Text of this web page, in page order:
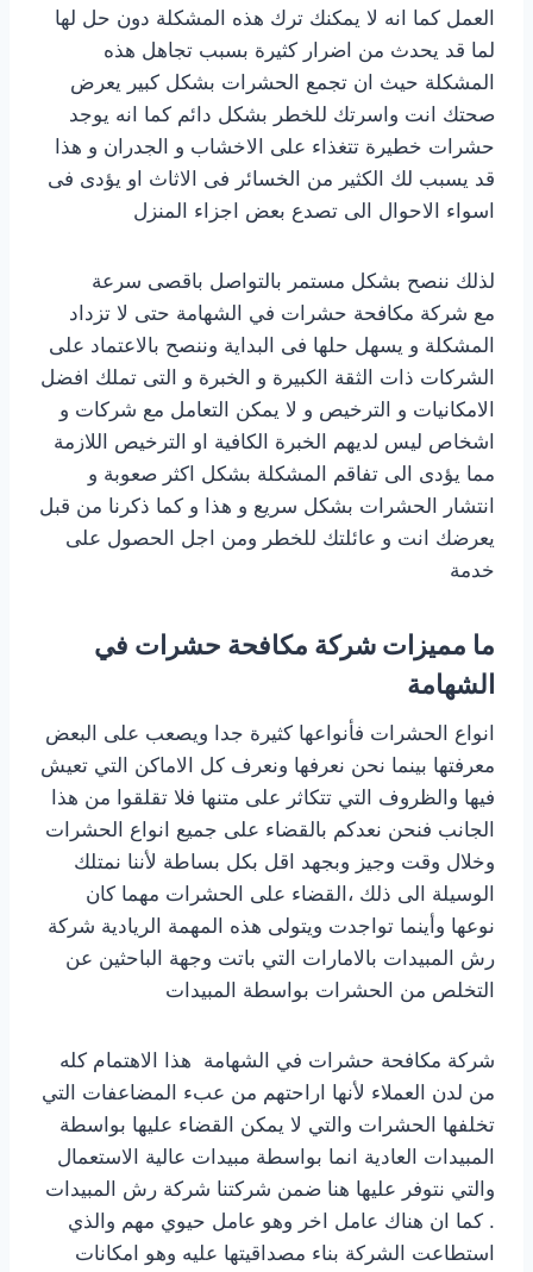
العمل كما انه لا يمكنك ترك هذه المشكلة دون حل لها
لما قد يحدث من اضرار كثيرة بسبب تجاهل هذه
المشكلة حيث ان تجمع الحشرات بشكل كبير يعرض
صحتك انت واسرتك للخطر بشكل دائم كما انه يوجد
حشرات خطيرة تتغذاء على الاخشاب و الجدران و هذا
قد يسبب لك الكثير من الخسائر فى الاثاث او يؤدى فى
اسواء الاحوال الى تصدع بعض اجزاء المنزل
لذلك ننصح بشكل مستمر بالتواصل باقصى سرعة
مع شركة مكافحة حشرات في الشهامة حتى لا تزداد
المشكلة و يسهل حلها فى البداية وننصح بالاعتماد على
الشركات ذات الثقة الكبيرة و الخبرة و التى تملك افضل
الامكانيات و الترخيص و لا يمكن التعامل مع شركات و
اشخاص ليس لديهم الخبرة الكافية او الترخيص اللازمة
مما يؤدى الى تفاقم المشكلة بشكل اكثر صعوبة و
انتشار الحشرات بشكل سريع و هذا و كما ذكرنا من قبل
يعرضك انت و عائلتك للخطر ومن اجل الحصول على
خدمة
‎ما مميزات شركة مكافحة حشرات في
الشهامة
انواع الحشرات فأنواعها كثيرة جدا ويصعب على البعض
معرفتها بينما نحن نعرفها ونعرف كل الاماكن التي تعيش
فيها والظروف التي تتكاثر على متنها فلا تقلقوا من هذا
الجانب فنحن نعدكم بالقضاء على جميع انواع الحشرات
وخلال وقت وجيز وبجهد اقل بكل بساطة لأننا نمتلك
الوسيلة الى ذلك ،القضاء على الحشرات مهما كان
نوعها وأينما تواجدت ويتولى هذه المهمة الريادية شركة
رش المبيدات بالامارات التي باتت وجهة الباحثين عن
التخلص من الحشرات بواسطة المبيدات
شركة مكافحة حشرات في الشهامة هذا الاهتمام كله
من لدن العملاء لأنها اراحتهم من عبء المضاعفات التي
تخلفها الحشرات والتي لا يمكن القضاء عليها بواسطة
المبيدات العادية انما بواسطة مبيدات عالية الاستعمال
والتي نتوفر عليها هنا ضمن شركتنا شركة رش المبيدات
. كما ان هناك عامل اخر وهو عامل حيوي مهم والذي
استطاعت الشركة بناء مصداقيتها عليه وهو امكانات